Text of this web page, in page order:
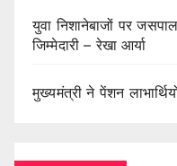
युवा निशानेबाजों पर
जिम्मेदारी – रेखा आर्या
मुख्यमंत्री ने पेंशन